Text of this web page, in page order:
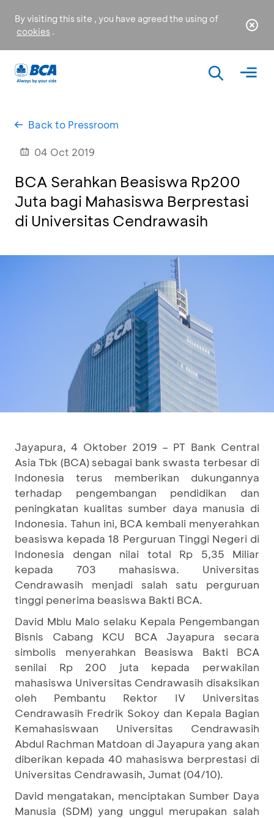
By visiting this site , you have agreed the using of
cookies .
Back to Pressroom
04 Oct 2019
BCA Serahkan Beasiswa Rp200
Juta bagi Mahasiswa Berprestasi
di Universitas Cendrawasih
Jayapura, 4 Oktober 2019 – PT Bank Central
Asia Tbk (BCA) sebagai bank swasta terbesar di
Indonesia terus memberikan dukungannya
terhadap pengembangan pendidikan dan
peningkatan kualitas sumber daya manusia di
Indonesia. Tahun ini, BCA kembali menyerahkan
beasiswa kepada 18 Perguruan Tinggi Negeri di
Indonesia dengan nilai total Rp 5,35 Miliar
kepada 703 mahasiswa. Universitas
Cendrawasih menjadi salah satu perguruan
tinggi penerima beasiswa Bakti BCA.
David Mblu Malo selaku Kepala Pengembangan
Bisnis Cabang KCU BCA Jayapura secara
simbolis menyerahkan Beasiswa Bakti BCA
senilai Rp 200 juta kepada perwakilan
mahasiswa Universitas Cendrawasih disaksikan
oleh Pembantu Rektor IV Universitas
Cendrawasih Fredrik Sokoy dan Kepala Bagian
Kemahasiswaan Universitas Cendrawasih
Abdul Rachman Matdoan di Jayapura yang akan
diberikan kepada 40 mahasiswa berprestasi di
Universitas Cendrawasih, Jumat (04/10).
David mengatakan, menciptakan Sumber Daya
Manusia (SDM) yang unggul merupakan salah